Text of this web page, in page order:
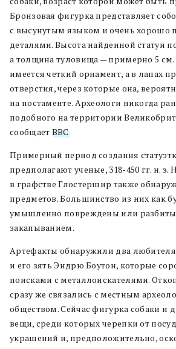
Бронзовая фигурка представляет
с высунутым языком и очень хорошо
деталями. Высота найденной статуи
а толщина туловища — примерно 5 см.
имеется четкий орнамент, а в лапах
отверстия, через которые она,
на постаменте. Археологи никогда
подобного на территории
сообщает BBC.
Примерный период создания
предполагают ученые, 318-450 гг. н. э.
в графстве Глостершир также
предметов. Большинство из них как
умышленно повреждены или
закапыванием.
Артефакты обнаружили два
и его зять Эндрю Боутон, которые
поисками с металлоискателями.
сразу же связались с местным
обществом. Сейчас фигурка собаки и
вещи, среди которых черепки от
украшений и, предположительно,